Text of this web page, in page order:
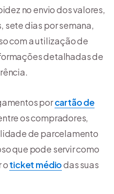
no envio dos valores,
sete dias por semana,
com a utilização de
detalhadas de
porcartão de
os compradores,
de parcelamento
que pode servir como
oticket médiodas suas